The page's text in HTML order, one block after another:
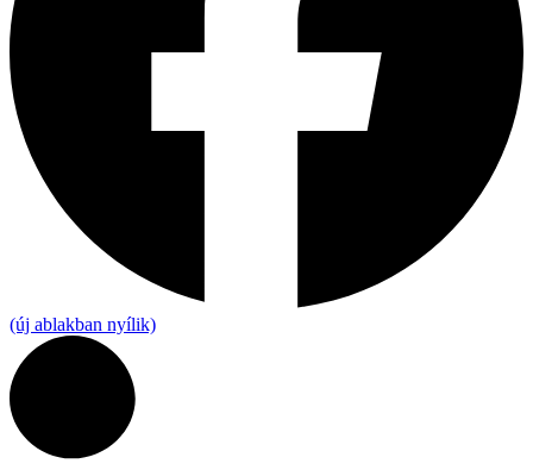
(új ablakban nyílik)